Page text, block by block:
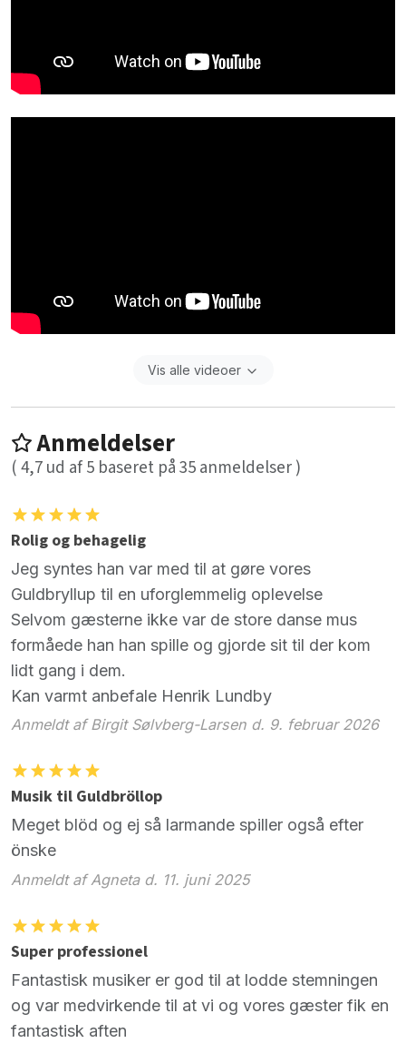
Vis alle videoer
Anmeldelser
(4,7ud af5 baseret på35anmeldelser )
Rolig og behagelig
Jeg syntes han var med til at gøre vores
Guldbryllup til en uforglemmelig oplevelse
Selvom gæsterne ikke var de store danse mus
formåede han han spille og gjorde sit til der kom
lidt gang i dem.
Kan varmt anbefale Henrik Lundby
Anmeldt af Birgit Sølvberg-Larsen d. 9. februar 2026
Musik til Guldbröllop
Meget blöd og ej så larmande spiller også efter
önske
Anmeldt af Agneta d. 11. juni 2025
Super professionel
Fantastisk musiker er god til at lodde stemningen
og var medvirkende til at vi og vores gæster fik en
fantastisk aften